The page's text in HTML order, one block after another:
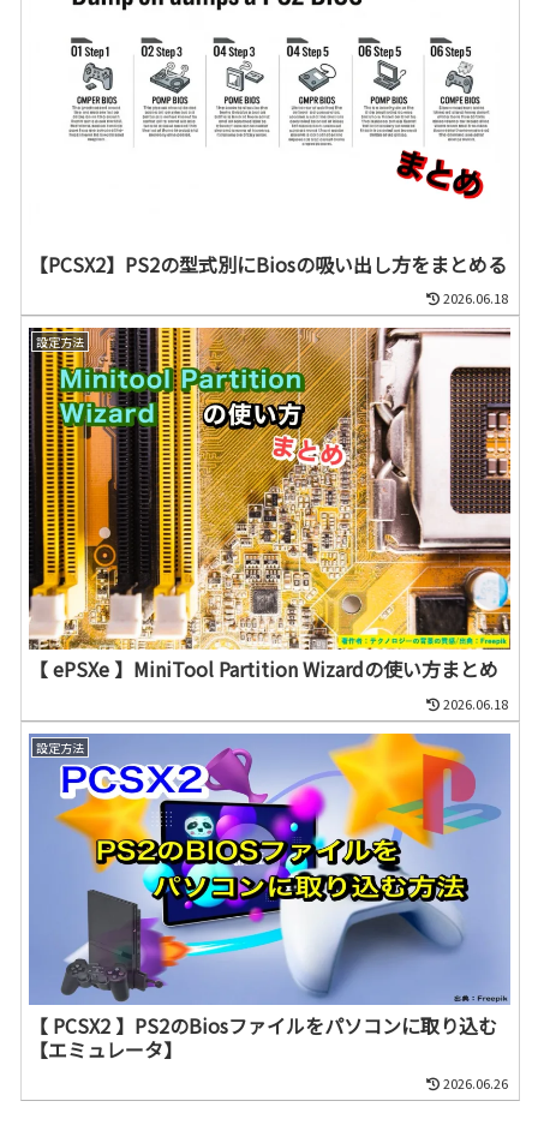
【PCSX2】PS2の型式別にBiosの吸い出し方をまとめる
2026.06.18
設定方法
【 ePSXe 】MiniTool Partition Wizardの使い方まとめ
2026.06.18
設定方法
【 PCSX2 】PS2のBiosファイルをパソコンに取り込む
【エミュレータ】
2026.06.26